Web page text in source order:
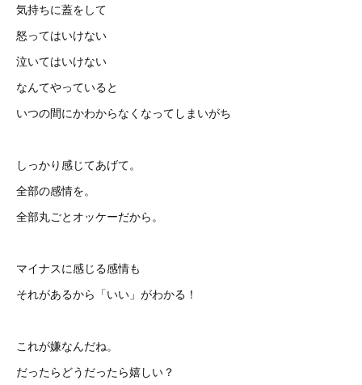
気持ちに蓋をして
怒ってはいけない
泣いてはいけない
なんてやっていると
いつの間にかわからなくなってしまいがち
しっかり感じてあげて。
全部の感情を。
全部丸ごとオッケーだから。
マイナスに感じる感情も
それがあるから「いい」がわかる！
これが嫌なんだね。
だったらどうだったら嬉しい？